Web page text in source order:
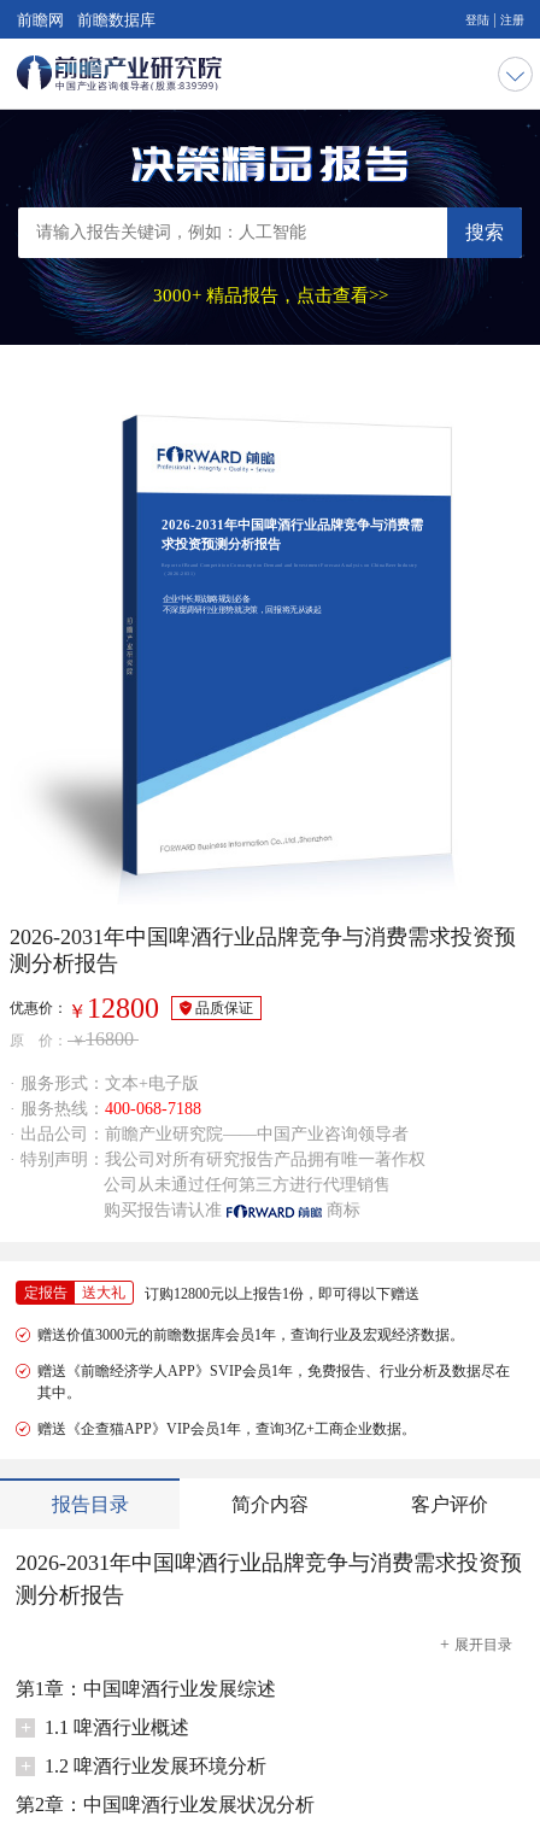
前瞻网 前瞻数据库 登陆 注册
搜索
3000+ 精品报告，点击查看>>
2026-2031年中国啤酒行业品牌竞争与消费需
求投资预测分析报告
Report of Brand Competition Consumption Demand and Investment Forecast Analysis on China Beer Industry
（2026-2031）
企业中长期战略规划必备
不深度调研行业形势就决策，回报将无从谈起
2026-2031年中国啤酒行业品牌竞争与消费需求投资预
测分析报告
优惠价： ￥ 12800
品质保证
原 价： ￥16800
· 服务形式：文本+电子版
· 服务热线： 400-068-7188
· 出品公司：前瞻产业研究院——中国产业咨询领导者
· 特别声明：我公司对所有研究报告产品拥有唯一著作权
公司从未通过任何第三方进行代理销售
购买报告请认准
商标
定报告 送大礼 订购12800元以上报告1份，即可得以下赠送
赠送价值3000元的前瞻数据库会员1年，查询行业及宏观经济数据。
赠送《前瞻经济学人APP》SVIP会员1年，免费报告、行业分析及数据尽在
其中。
赠送《企查猫APP》VIP会员1年，查询3亿+工商企业数据。
报告目录 简介内容 客户评价
2026-2031年中国啤酒行业品牌竞争与消费需求投资预
测分析报告
+ 展开目录
第1章：中国啤酒行业发展综述
+
1.1 啤酒行业概述
+
1.2 啤酒行业发展环境分析
第2章：中国啤酒行业发展状况分析